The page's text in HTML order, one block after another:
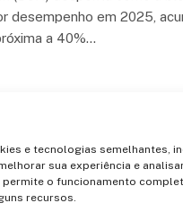
e tecnologias semelhantes,
sua experiência e
o funcionamento
recursos.
desempenho em 2025,
a 40%…